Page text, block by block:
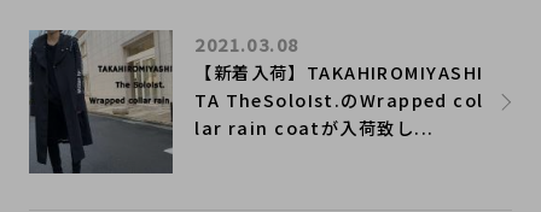
【新着入荷】TAKAHIROMIYASHI
TA TheSoloIst.のWrapped col
lar rain coatが入荷致し...
2021.03.08